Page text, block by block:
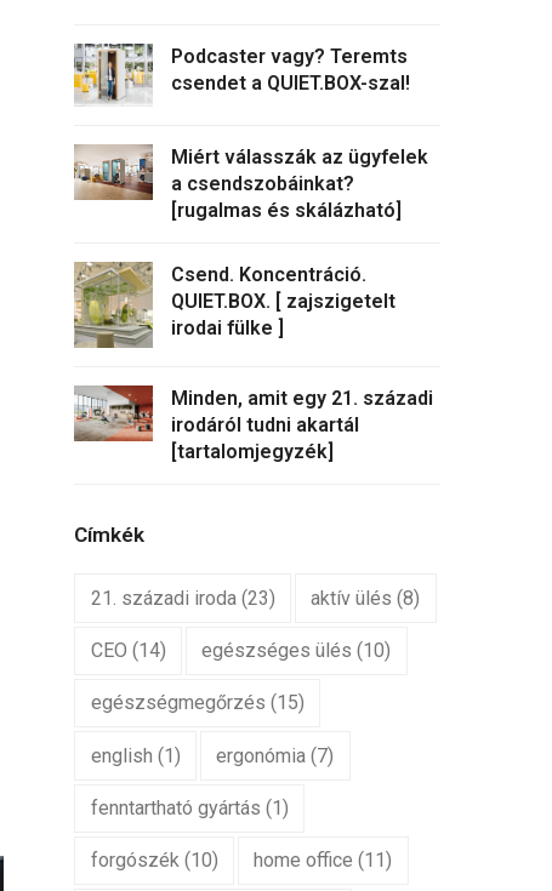
Podcaster vagy? Teremts
csendet a QUIET.BOX-szal!
Miért válasszák az ügyfelek
a csendszobáinkat?
[rugalmas és skálázható]
Csend. Koncentráció.
QUIET.BOX. [ zajszigetelt
irodai fülke ]
Minden, amit egy 21. századi
irodáról tudni akartál
[tartalomjegyzék]
Címkék
21. századi iroda(23) aktív ülés (8)
CEO (14) egészséges ülés (10)
egészségmegőrzés (15)
english (1) ergonómia (7)
fenntartható gyártás (1)
forgószék(10) home office (11)